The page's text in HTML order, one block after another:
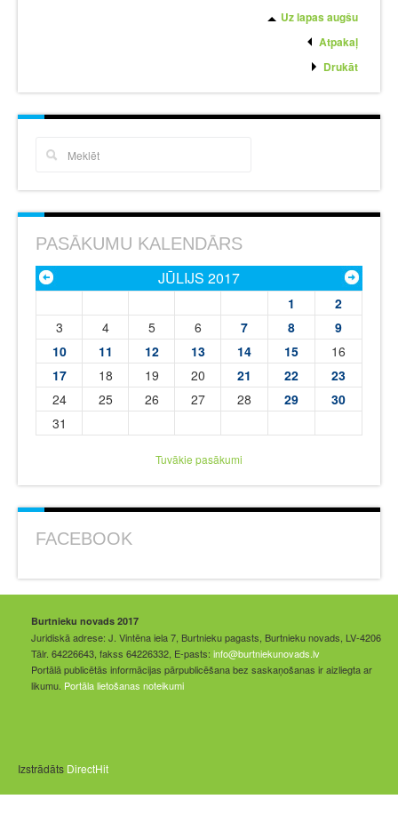
Uz lapas augšu
Atpakaļ
Drukāt
PASĀKUMU KALENDĀRS
JŪLIJS 2017
1
2
3
4 5 6 7 8
9
10
11 12 13 14 15
16
17
18 19 20 21 22
23
24
25 26 27 28 29
30
31
Tuvākie pasākumi
FACEBOOK
Burtnieku novads 2017
Juridiskā adrese: J. Vintēna iela 7, Burtnieku pagasts, Burtnieku novads, LV-4206
Tālr. 64226643, fakss 64226332, E-pasts: info@burtniekunovads.lv
Portālā publicētās informācijas pārpublicēšana bez saskaņošanas ir aizliegta ar
likumu. Portāla lietošanas noteikumi
Izstrādāts DirectHit